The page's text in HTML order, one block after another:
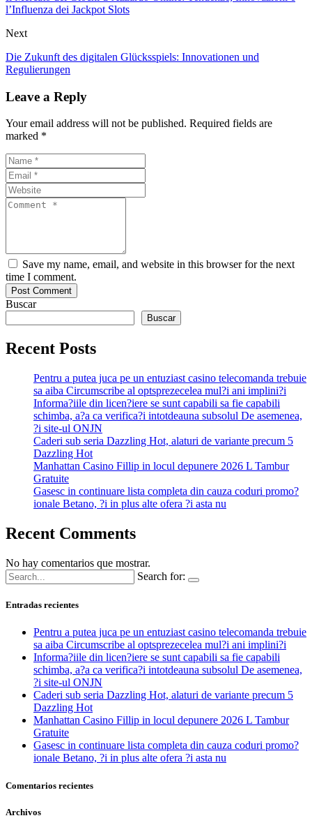
l’Influenza dei Jackpot Slots
Next
Die Zukunft des digitalen Glücksspiels: Innovationen und
Regulierungen
Leave a Reply
Your email address will not be published. Required fields are
marked *
Save my name, email, and website in this browser for the next
time I comment.
Buscar
Buscar
Recent Posts
Pentru a putea juca pe un entuziast casino telecomanda trebuie
sa aiba Circumscribe al optsprezecelea mul?i ani implini?i
Informa?iile din licen?iere se sunt capabili sa fie capabili
schimba, a?a ca verifica?i intotdeauna subsolul De asemenea,
?i site-ul ONJN
Caderi sub seria Dazzling Hot, alaturi de variante precum 5
Dazzling Hot
Manhattan Casino Fillip in locul depunere 2026 L Tambur
Gratuite
Gasesc in continuare lista completa din cauza coduri promo?
ionale Betano, ?i in plus alte ofera ?i asta nu
Recent Comments
No hay comentarios que mostrar.
Search for:
Entradas recientes
Pentru a putea juca pe un entuziast casino telecomanda trebuie
sa aiba Circumscribe al optsprezecelea mul?i ani implini?i
Informa?iile din licen?iere se sunt capabili sa fie capabili
schimba, a?a ca verifica?i intotdeauna subsolul De asemenea,
?i site-ul ONJN
Caderi sub seria Dazzling Hot, alaturi de variante precum 5
Dazzling Hot
Manhattan Casino Fillip in locul depunere 2026 L Tambur
Gratuite
Gasesc in continuare lista completa din cauza coduri promo?
ionale Betano, ?i in plus alte ofera ?i asta nu
Comentarios recientes
Archivos